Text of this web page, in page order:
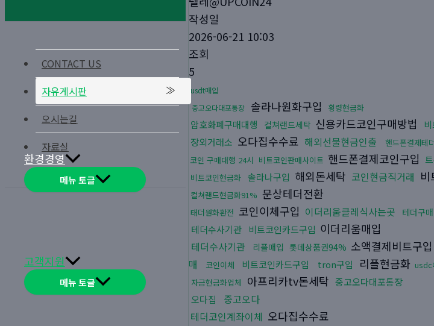
환경경영
메뉴 토글
고객지원
메뉴 토글
CONTACT US
자유게시판
오시는길
자료실
작성일
2026-06-21 10:03
조회
5
usdt매입
중고오다대포통장
솔라나원화구입 횡령현금화
암호화폐구매대행 컬쳐랜드세탁 신용카드코인구매방법
장외거래소 오다집수수료 해외선물현금인출 핸드폰결제테
코인 구매대행 24시 비트코인판매사이트 핸드폰결제코인구입
비트코인현금화 솔라나구입 해외돈세탁 코인현금직거래 비
컬쳐랜드현금화91% 문상테더전환
태더원화환전 코인이체구입 이더리움클레식사는곳 테더구매
테더수사기관 비트코인카드구입 이더리움매입
테더수사기관 리플매입 롯데상품권94% 소액결제비트구입
매
코인이체 비트코인카드구입 tron구입 리플현금화 usdc
자금현금화업체 아프리카tv돈세탁 중고오다대포통장
오다집
중고오다
테더코인계좌이체 오다집수수료